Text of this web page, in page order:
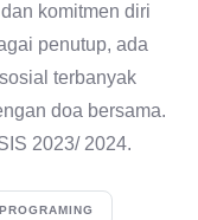
komitmen diri
penutup, ada
terbanyak
doa bersama.
2023/ 2024.
PROGRAMING